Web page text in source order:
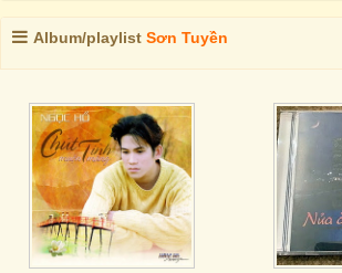
Album/playlist Sơn Tuyền